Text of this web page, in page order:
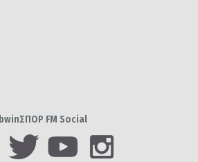
bwinΣΠΟΡ FM Social